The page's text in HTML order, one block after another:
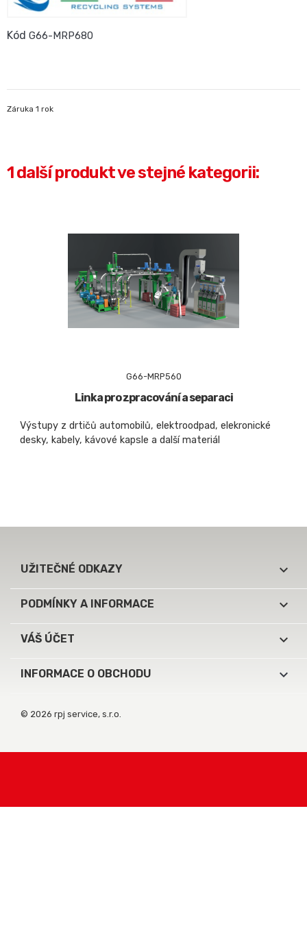
Kód G66-MRP680
Záruka 1 rok
1 další produkt ve stejné kategorii:
G66-MRP560
Linka pro zpracování a separaci
Výstupy z drtičů automobilů, elektroodpad, elekronické
desky, kabely, kávové kapsle a další materiál
UŽITEČNÉ ODKAZY 
PODMÍNKY A INFORMACE 
VÁŠ ÚČET 
INFORMACE O OBCHODU keyboard_arrow_down
© 2026 rpj service, s.r.o.